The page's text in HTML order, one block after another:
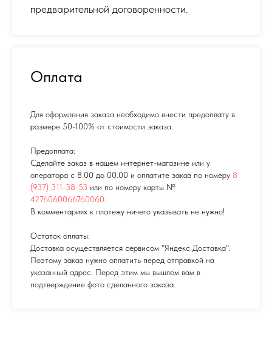
предварительной договоренности.
Оплата
Для оформления заказа необходимо внести предоплату в
размере 50-100% от стоимости заказа.
Предоплата:
Сделайте заказ в нашем интернет-магазине или у
оператора с 8.00 до 00.00 и оплатите заказ по номеру 8
(937) 311-38-53 или по номеру карты №
4276060066760060
В комментариях к платежу ничего указывать не нужно!
Остаток оплаты:
Доставка осуществляется сервисом "Яндекс Доставка".
Поэтому заказ нужно оплатить перед отправкой на
указанный адрес. Перед этим мы вышлем вам в
подтверждение фото сделанного заказа.